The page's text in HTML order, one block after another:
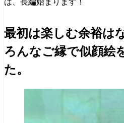
は、長編始まります！
最初は楽しむ余裕は
ろんなご縁で似顔絵
た。